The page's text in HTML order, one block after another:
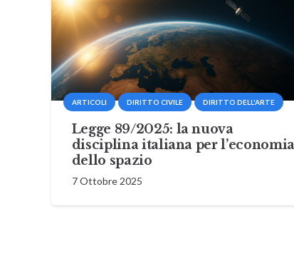
ARTICOLI DIRITTO CIVILE DIRITTO DELL'ARTE
Legge 89/2025: la nuova
disciplina italiana per l’economia
dello spazio
7 Ottobre 2025